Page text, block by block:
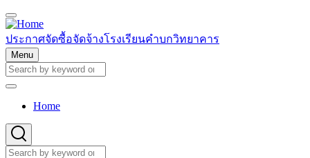
Skip
to
main
content
ประกาศจัดซื้อจัดจ้างโรงเรียนคำบกวิทยาคาร
Menu
Search
Search
Main
navigation
Home
Search